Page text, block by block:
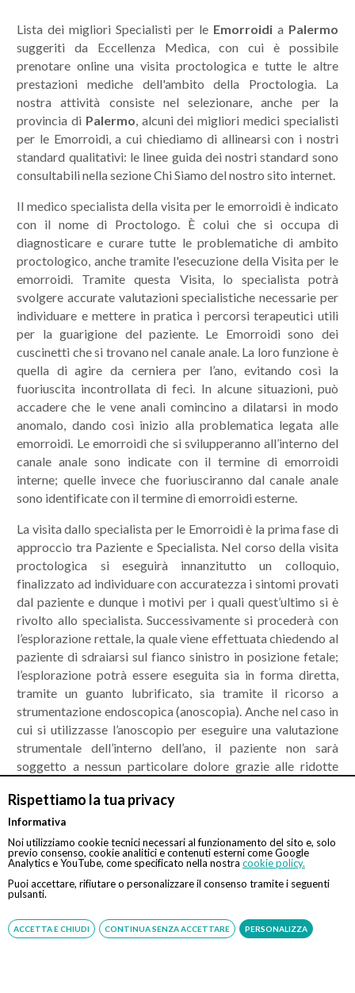
Rispettiamo la tua privacy
Informativa
Noi utilizziamo cookie tecnici necessari al funzionamento del sito e, solo
previo consenso, cookie analitici e contenuti esterni come Google
Analytics e YouTube, come specificato nella nostra cookie policy.
Puoi accettare, rifiutare o personalizzare il consenso tramite i seguenti
pulsanti.
ACCETTA E CHIUDI CONTINUA SENZA ACCETTARE PERSONALIZZA
Lista dei migliori Specialisti per le Emorroidia Palermo
suggeriti da Eccellenza Medica, con cui è possibile
prenotare online una visita proctologica e tutte le altre
prestazioni mediche dell'ambito della Proctologia. La
nostra attività consiste nel selezionare, anche per la
provincia di Palermo, alcuni dei migliori medici specialisti
per le Emorroidi, a cui chiediamo di allinearsi con i nostri
standard qualitativi: le linee guida dei nostri standard sono
consultabili nella sezione Chi Siamo del nostro sito internet.
Il medico specialista della visita per le emorroidi è indicato
con il nome di Proctologo. È colui che si occupa di
diagnosticare e curare tutte le problematiche di ambito
proctologico, anche tramite l'esecuzione della Visita per le
emorroidi. Tramite questa Visita, lo specialista potrà
svolgere accurate valutazioni specialistiche necessarie per
individuare e mettere in pratica i percorsi terapeutici utili
per la guarigione del paziente. Le Emorroidi sono dei
cuscinetti che si trovano nel canale anale. La loro funzione è
quella di agire da cerniera per l’ano, evitando così la
fuoriuscita incontrollata di feci. In alcune situazioni, può
accadere che le vene anali comincino a dilatarsi in modo
anomalo, dando così inizio alla problematica legata alle
emorroidi. Le emorroidi che si svilupperanno all’interno del
canale anale sono indicate con il termine di emorroidi
interne; quelle invece che fuoriusciranno dal canale anale
sono identificate con il termine di emorroidi esterne.
La visita dallo specialista per le Emorroidi è la prima fase di
approccio tra Paziente e Specialista. Nel corso della visita
proctologica si eseguirà innanzitutto un colloquio,
finalizzato ad individuare con accuratezza i sintomi provati
dal paziente e dunque i motivi per i quali quest’ultimo si è
rivolto allo specialista. Successivamente si procederà con
l’esplorazione rettale, la quale viene effettuata chiedendo al
paziente di sdraiarsi sul fianco sinistro in posizione fetale;
l’esplorazione potrà essere eseguita sia in forma diretta,
tramite un guanto lubrificato, sia tramite il ricorso a
strumentazione endoscopica (anoscopia). Anche nel caso in
cui si utilizzasse l’anoscopio per eseguire una valutazione
strumentale dell’interno dell’ano, il paziente non sarà
soggetto a nessun particolare dolore grazie alle ridotte
lubrificato. In alcuni casi lo specialista potrebbe richiedere
una valutazione integrale sullo stato del colon, tramite il
ricorso ad una colonscopia tradizionale o a una colonscopia
robotica.
L’imponente sviluppo degli strumenti diagnostici ha
nell'ambito delle emorroidi. Sono diverse le modalità di
trattamento delle patologie legate alle emorroidi. È